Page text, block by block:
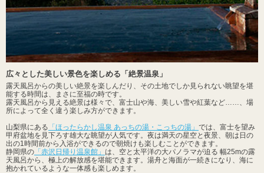
広々とした美しい景色を楽しめる「絶景温泉」
露天風呂からの美しい絶景を楽しんだり、その土地でしか見られない眺望を堪
能する時間は、まさに至福の時です。
露天風呂から見える絶景は様々で、富士山や海、美しい雪や紅葉など……、場
所によって全く違う楽しみ方ができます。
山梨県にある 「ほったらかし温泉 あっちの湯・こっちの湯」 では、富士を望み
甲府盆地を見下ろす雄大な眺望が人気です。夜は満天の星空と夜景、朝は日の
出の1時間前から入浴ができるので朝焼けも楽しむことができます。
静岡県の 「赤沢日帰り温泉館」 は、空と太平洋の大パノラマが迫る 幅25mの露
天風呂から、極上の解放感を堪能できます。湯舟と海面が一続きになり、海に
抱かれているような一体感も楽しめます。